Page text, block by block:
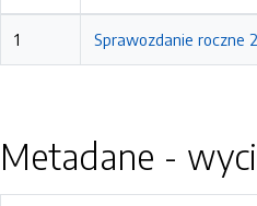
1 Sprawozdanie roczne
Metadane -